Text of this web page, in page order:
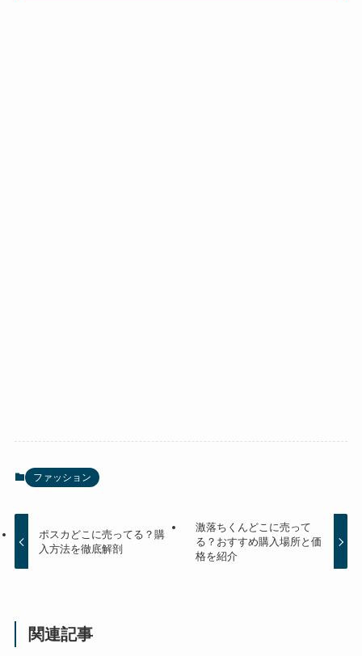
ファッション
ポスカどこに売ってる？購
入方法を徹底解剖
激落ちくんどこに売って
る？おすすめ購入場所と価
格を紹介
関連記事